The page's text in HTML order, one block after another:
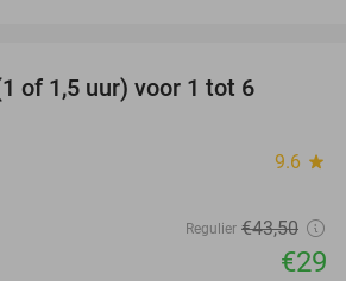
of 1,5 uur) voor 1 tot 6
9.6 star
Regulier €43,50
€29